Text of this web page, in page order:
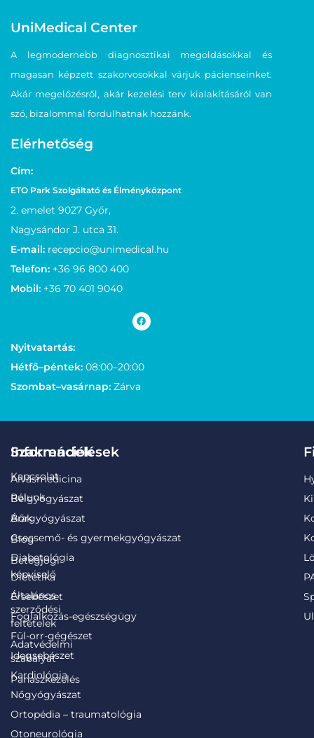
UniMedical Center
A legmodernebb diagnosztikai megoldásokkal és
magasan képzett szakorvosokkal várjuk pácienseinket.
Akár megelőzésről, akár kezelési terv kialakításáról van
szó, bizalommal fordulhatnak hozzánk.
Elérhetőség
Cím:
ETO Park Szolgáltató és Élményközpont
2. emelet 9027 Győr,
Nagysándor J. utca 31.
E-mail: recepcio@unimedical.hu
Telefon: +36 96 800 400
Mobil: +36 70 401 9040
Nyitvatartás:
Hétfő–péntek: 08:00–20:00
Szombat–vasárnap: Zárva
Információk
Kapcsolat
Rólunk
Árak
Blog
Betegjogi
képviselő
Általános
szerződési
feltételek
Adatvédelmi
szabályat
Panaszkezelés
Szakrendelések
Alvásmedicina
Belgyógyászat
Bőrgyógyászat
Csecsemő- és gyermekgyógyászat
Diabetológia
Dietetika
Érsebészet
Foglalkozás-egészségügy
Fül-orr-gégészet
Idegsebészet
Kardiológia
Nőgyógyászat
Ortopédia – traumatológia
Otoneurológia